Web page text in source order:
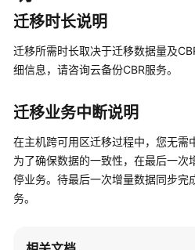
产
品
介
绍
快
速
入
门
南
迁移时长说明
迁移所需时长取决于迁移数据量及
细信息，请咨询云备份CBR服务。
迁移业务中断说明
在主机跨可用区迁移过程中，您无需
为了确保数据的一致性，在最后一次
停业务。待最后一次增量数据同步完
务。